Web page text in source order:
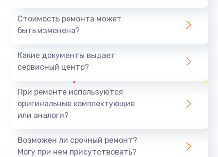
Стоимость ремонта может
быть изменена?
Какие документы выдает
сервисный центр?
При ремонте используются
оригинальные комплектующие
или аналоги?
Возможен ли срочный ремонт?
Могу при нем присутствовать?